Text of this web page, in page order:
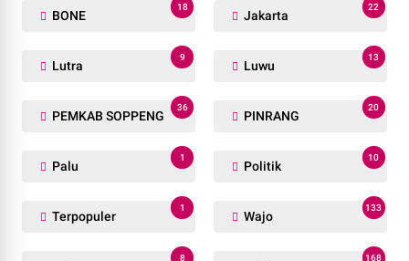
BONE
18
Jakarta
22
Lutra
9
Luwu
13
PEMKAB SOPPENG
36
PINRANG
20
Palu
1
Politik
10
Terpopuler
1
Wajo
133
8 168